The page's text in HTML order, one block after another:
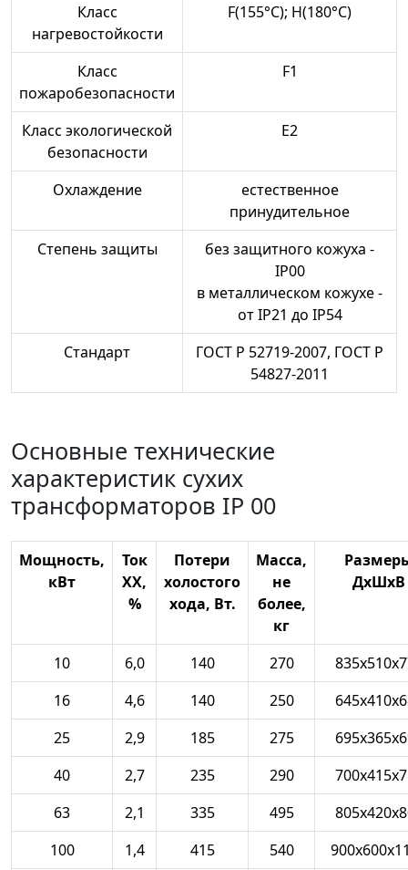
Класс
нагревостойкости
F(155°С); H(180°C)
Класс
пожаробезопасности
F1
Класс экологической
безопасности
E2
Охлаждение
естественное
принудительное
Степень защиты
без защитного кожуха -
IP00
в металлическом кожухе -
от IP21 до IP54
Стандарт
ГОСТ Р 52719-2007, ГОСТ Р
54827-2011
Основные технические
характеристик сухих
трансформаторов IP 00
Мощность,
кВт
Ток
ХХ,
%
Потери
холостого
хода, Вт.
Масса,
не
более,
кг
ДхШхВ
10 6,0 140 270
16
4,6 140 250
25
2,9 185 275
40
2,7 235 290
63
2,1 335 495
100
1,4 415 540